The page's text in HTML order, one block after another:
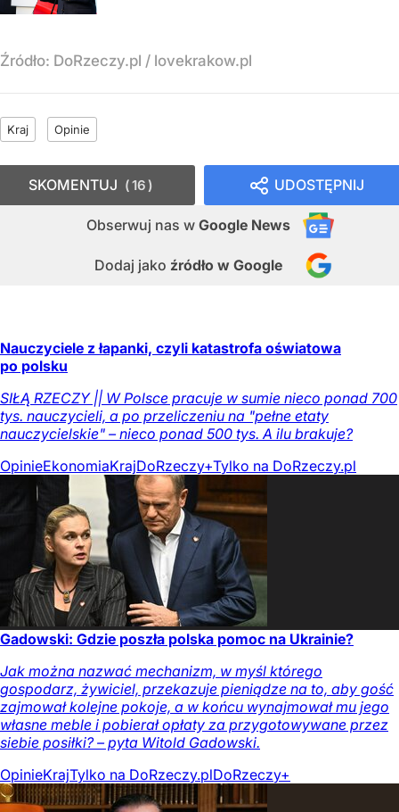
Źródło: DoRzeczy.pl / lovekrakow.pl
Kraj Opinie
UDOSTĘPNIJ
Obserwuj nas w Google News
Dodaj jako źródło w Google
SKOMENTUJ 16
Nauczyciele z łapanki, czyli katastrofa oświatowa
po polsku
SIŁĄ RZECZY || W Polsce pracuje w sumie nieco ponad 700
tys. nauczycieli, a po przeliczeniu na "pełne etaty
nauczycielskie" – nieco ponad 500 tys. A ilu brakuje?
OpinieEkonomiaKrajDoRzeczy+Tylko na DoRzeczy.pl
Gadowski: Gdzie poszła polska pomoc na Ukrainie?
Jak można nazwać mechanizm, w myśl którego
gospodarz, żywiciel, przekazuje pieniądze na to, aby gość
zajmował kolejne pokoje, a w końcu wynajmował mu jego
własne meble i pobierał opłaty za przygotowywane przez
siebie posiłki? – pyta Witold Gadowski.
OpinieKrajTylko na DoRzeczy.plDoRzeczy+